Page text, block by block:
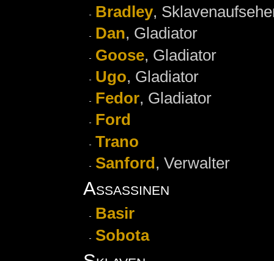
Bradley,
Dan, Gladiator
Goose, Gladiator
Ugo, Gladiator
Fedor, Gladiator
Ford
Trano
Sanford, Verwalter
Assassinen
Basir
Sobota